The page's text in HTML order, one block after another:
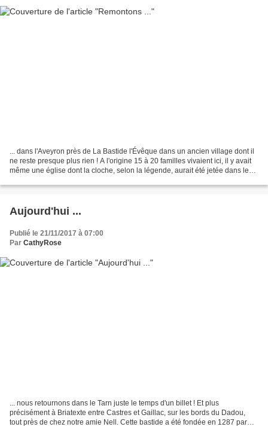
... dans l'Aveyron près de La Bastide l'Évêque dans un ancien village dont il
ne reste presque plus rien ! A l'origine 15 à 20 familles vivaient ici, il y avait
même une église dont la cloche, selon la légende, aurait été jetée dans le
Aujourd'hui ...
Publié le 21/11/2017 à 07:00
Par CathyRose
... nous retournons dans le Tarn juste le temps d'un billet ! Et plus
précisément à Briatexte entre Castres et Gaillac, sur les bords du Dadou,
tout près de chez notre amie Nell. Cette bastide a été fondée en 1287 par